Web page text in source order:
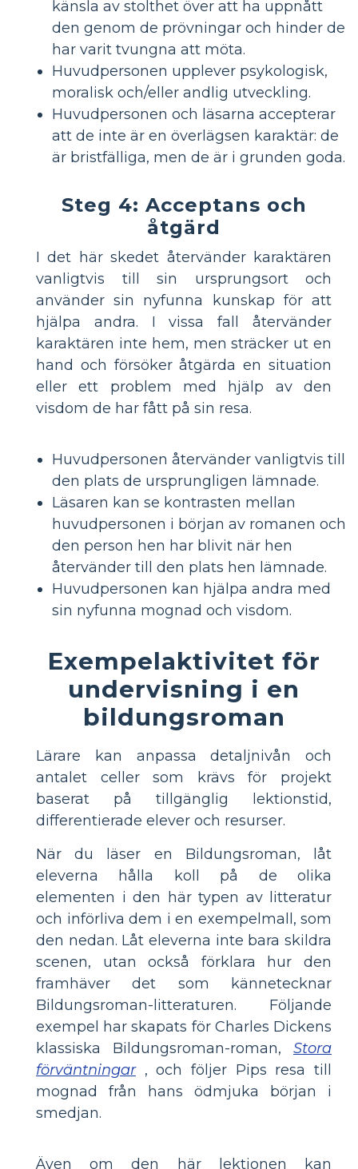
känsla av stolthet över att ha uppnått
den genom de prövningar och hinder de
har varit tvungna att möta.
Huvudpersonen upplever psykologisk,
moralisk och/eller andlig utveckling.
Huvudpersonen och läsarna accepterar
att de inte är en överlägsen karaktär: de
är bristfälliga, men de är i grunden goda.
Steg 4: Acceptans och
åtgärd
I det här skedet återvänder karaktären
vanligtvis till sin ursprungsort och
använder sin nyfunna kunskap för att
hjälpa andra. I vissa fall återvänder
karaktären inte hem, men sträcker ut en
hand och försöker åtgärda en situation
eller ett problem med hjälp av den
visdom de har fått på sin resa.
Huvudpersonen återvänder vanligtvis till
den plats de ursprungligen lämnade.
Läsaren kan se kontrasten mellan
huvudpersonen i början av romanen och
den person hen har blivit när hen
återvänder till den plats hen lämnade.
Huvudpersonen kan hjälpa andra med
sin nyfunna mognad och visdom.
Exempelaktivitet för
undervisning i en
bildungsroman
Lärare kan anpassa detaljnivån och
antalet celler som krävs för projekt
baserat på tillgänglig lektionstid,
differentierade elever och resurser.
När du läser en Bildungsroman, låt
eleverna hålla koll på de olika
elementen i den här typen av litteratur
och införliva dem i en exempelmall, som
den nedan. Låt eleverna inte bara skildra
scenen, utan också förklara hur den
framhäver det som kännetecknar
Bildungsroman-litteraturen. Följande
exempel har skapats för Charles Dickens
klassiska Bildungsroman-roman, Stora
förväntningar, och följer Pips resa till
mognad från hans ödmjuka början i
smedjan.
Även om den här lektionen kan